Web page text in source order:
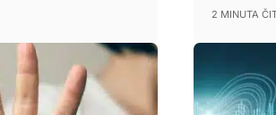
2 MINUTA